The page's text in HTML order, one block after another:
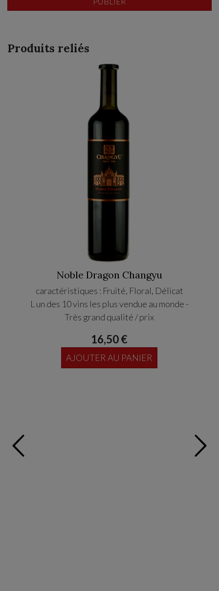
Produits reliés
Noble Dragon Changyu
caractéristiques : Fruité, Floral, Délicat
L un des 10 vins les plus vendue au monde -
Très grand qualité / prix
16,50 €
AJOUTER AU PANIER